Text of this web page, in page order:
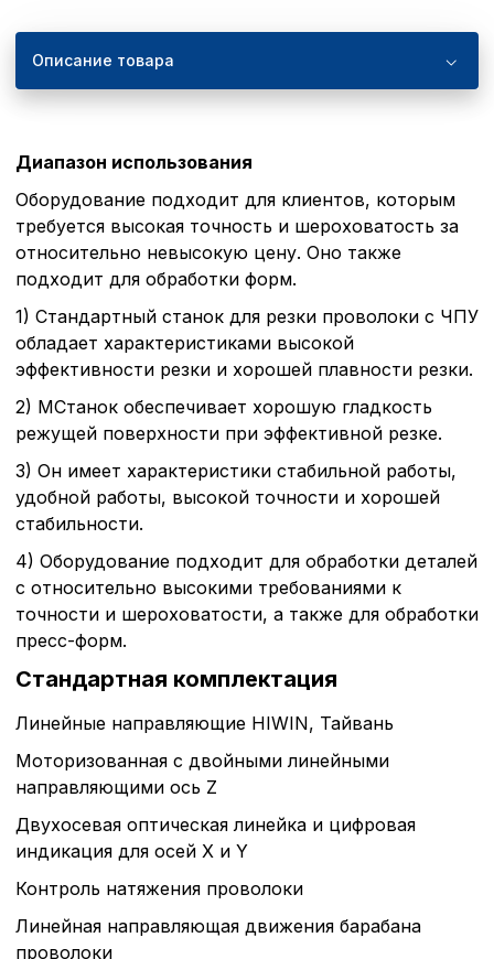
Описание товара
Диапазон использования
Оборудование подходит для клиентов, которым
требуется высокая точность и шероховатость за
относительно невысокую цену. Оно также
подходит для обработки форм.
1) Стандартный станок для резки проволоки с ЧПУ
обладает характеристиками высокой
эффективности резки и хорошей плавности резки.
2) МСтанок обеспечивает хорошую гладкость
режущей поверхности при эффективной резке.
3) Он имеет характеристики стабильной работы,
удобной работы, высокой точности и хорошей
стабильности.
4) Оборудование подходит для обработки деталей
с относительно высокими требованиями к
точности и шероховатости, а также для обработки
пресс-форм.
Стандартная комплектация
Линейные направляющие HIWIN, Тайвань
Моторизованная с двойными линейными
направляющими ось Z
Двухосевая оптическая линейка и цифровая
индикация для осей X и Y
Контроль натяжения проволоки
Линейная направляющая движения барабана
проволоки